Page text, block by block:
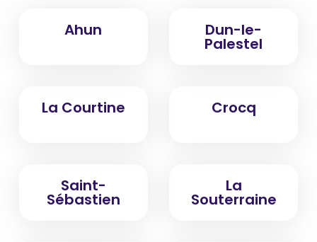
Ahun Dun-le-
Palestel
La Courtine Crocq
Saint-
Sébastien
La
Souterraine